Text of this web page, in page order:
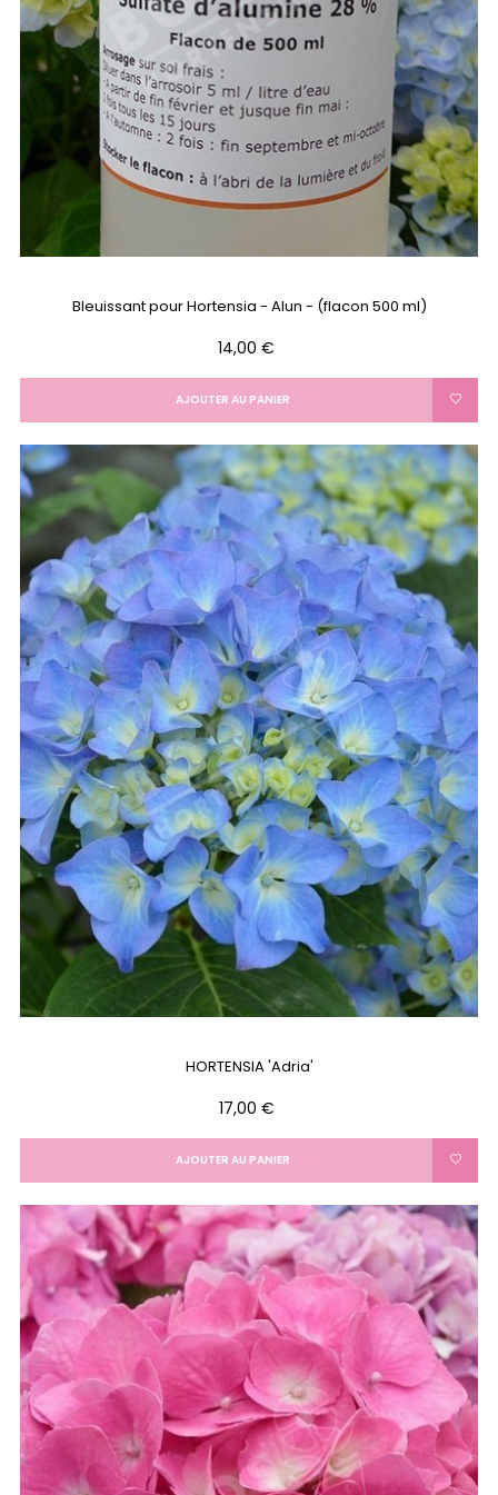
Bleuissant pour Hortensia - Alun - (flacon 500 ml)
Prix
14,00 €
AJOUTER AU PANIER
HORTENSIA 'Adria'
Prix
17,00 €
AJOUTER AU PANIER